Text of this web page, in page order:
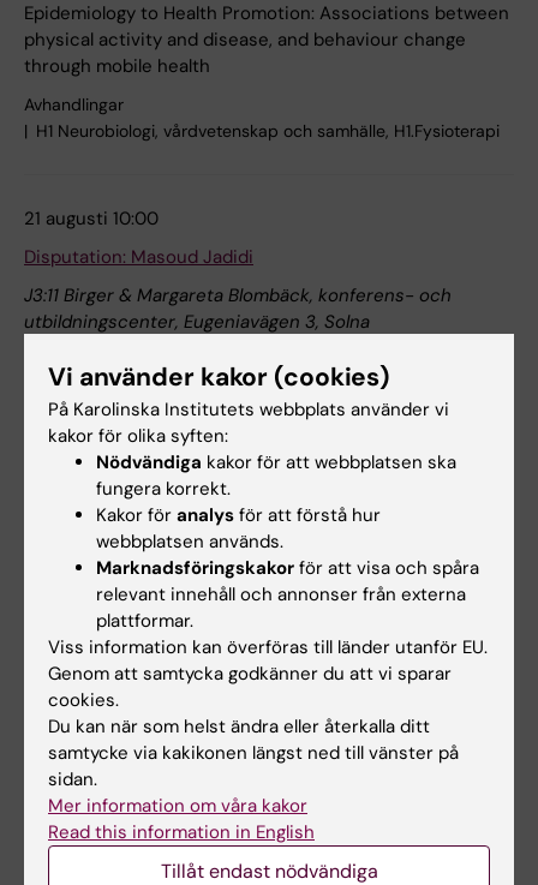
Epidemiology to Health Promotion: Associations between
physical activity and disease, and behaviour change
through mobile health
Avhandlingar
H1 Neurobiologi, vårdvetenskap och samhälle, H1.Fysioterapi
21 augusti 10:00
Disputation: Masoud Jadidi
J3:11 Birger & Margareta Blombäck, konferens- och
utbildningscenter, Eugeniavägen 3, Solna
Evaluation of Image Quality, Radiation Dose, and Tumor
Size Assessment in Chest Tomosynthesis
Avhandlingar
K1 Molekylär medicin och kirurgi, K1.MMK.Diagnostisk radiologi
21 augusti 15:00
Seminarium: "Combining AlphaFold with SAXS for partially
or intrinsically disordered proteins"
Nils Ringertz, Biomedicum, Solnavägen 9, Solna
Campus Solna
Välkommen till ett seminarium den 21 augusti 2026 med
dr Mattia Rocco, tidigare verksam vid IRCCS Azienda
Ospedaliera Metropolitana San Martino i Genua, Italien.
Seminariet hålls i Biomedicum, KI Campus Solna.
Föreläsningar och seminarier
Vi använder kakor (cookies)
På Karolinska Institutets webbplats använder vi
kakor för olika syften:
Nödvändiga kakor för att webbplatsen ska
fungera korrekt.
Kakor för analys för att förstå hur
webbplatsen används.
Marknadsföringskakor för att visa och spåra
relevant innehåll och annonser från externa
plattformar.
Viss information kan överföras till länder utanför EU.
Genom att samtycka godkänner du att vi sparar
cookies.
Du kan när som helst ändra eller återkalla ditt
samtycke via kakikonen längst ned till vänster på
sidan.
Mer information om våra kakor
Read this information in English
Tillåt endast nödvändiga